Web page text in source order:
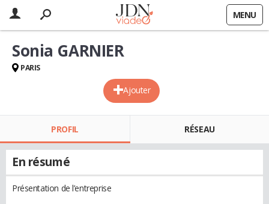
MENU
Ajouter
Sonia GARNIER
PARIS
PROFIL RÉSEAU
En résumé
Présentation de l’entreprise